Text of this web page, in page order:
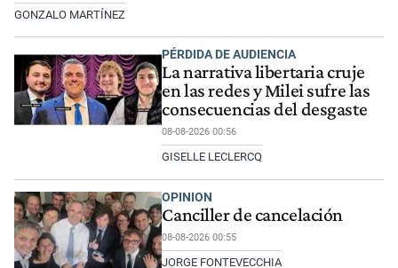
GONZALO MARTÍNEZ
PÉRDIDA DE AUDIENCIA
La narrativa libertaria cruje
en las redes y Milei sufre las
consecuencias del desgaste
08-08-2026 00:56
GISELLE LECLERCQ
OPINION
Canciller de cancelación
08-08-2026 00:55
JORGE FONTEVECCHIA